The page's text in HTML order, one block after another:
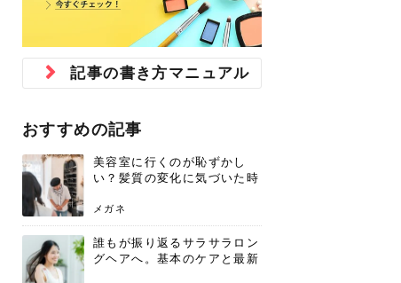
花粉で髪がパサパサするの
はなぜ？原因と落とし方・
防ぎ方を紹介
花粉の季節になると、髪がパサつく、
ありま...
さくら
肌に合う髪色、どう見つけ
る？「イエベ」「ブルベ」
診断と...
美容室で素敵なヘアカラーに染めても
「なん...
かえで
40代のパーマがダレる原因
とは？自宅でできる復活術
と長...
パーマをかけたばかりなのに、もうカ
はいな...
メガネ
前髪を薄くするための美容
院の頼み方とは？失敗しな
いため...
前髪は薄くしたほうが今風でおしゃれ
たいと...
かえで
ヘッドスパで頭皮をケアし
よう！ヘッドスパの効果と
おすすめの人
普段目に見えない頭皮ですが、何のケ
積して...
yukarin
ストレスで髪の毛はどう変
わる？抜け毛・パサつきの
原因と...
最近、髪のツヤがなくなったという方
は、スト...
さくら
40代の髪を悩みに最適！韓
国発「ダリーフ」でヘアセ
ット...
韓国コスメを使うのは若い子だけだと
グラム...
さくら
「おしゃれ」と「身だしな
み」は違う。相手に信頼感
を与え...
新しい環境に臨むとき、多くの人が意
メイク...
さな
エステの勧誘が怖い人へ。
断ることは悪くない。自分
を守る...
「初回限定〇〇円！」そんなお得な体
に弱い...
さな
「今さら」なんて言わせな
い。40代のVIO・顔脱毛、
賢...
40代になって、ふと自分のムダ毛のこ
毛を...
さな
オフィスネイルでも「キラ
キラ」はOK？派手に見えな
い上...
仕事中も、ふとした瞬間に自分の指先
く「キ...
あおい
ジュベルック スキンの効果
とは？毛穴・ニキビ跡への
ニキビ跡の凸凹をどうにかしたいと、
肌の質感でお悩みではないでしょう
か？肌に...
ゆい
本気の痩身と体質改善に。
アーユルヴェーダに基づく
自己流のダイエットではなかなか落ち
ない、頑固な脂肪やセルライトを、本
気で体...
さな
記事の書き方マニュアル
おすすめの記事
美容室に行くのが恥ずかし
い？髪質の変化に気づいた時
メガネ
誰もが振り返るサラサラロン
グヘアへ。基本のケアと最新